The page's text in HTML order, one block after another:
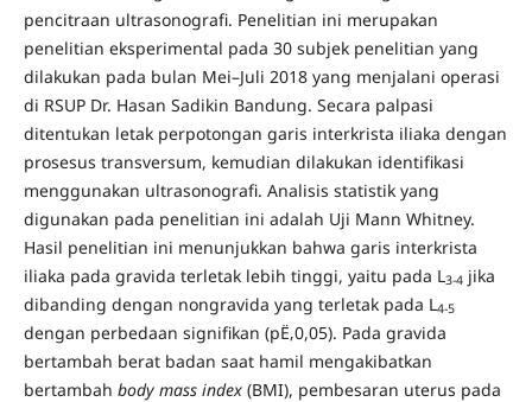
pencitraan ultrasonografi. Penelitian ini merupakan
penelitian eksperimental pada 30 subjek penelitian yang
dilakukan pada bulan Mei–Juli 2018 yang menjalani operasi
di RSUP Dr. Hasan Sadikin Bandung. Secara palpasi
ditentukan letak perpotongan garis interkrista iliaka dengan
prosesus transversum, kemudian dilakukan identifikasi
menggunakan ultrasonografi. Analisis statistik yang
digunakan pada penelitian ini adalah Uji Mann Whitney.
Hasil penelitian ini menunjukkan bahwa garis interkrista
iliaka pada gravida terletak lebih tinggi, yaitu pada L3-4 jika
dibanding dengan nongravida yang terletak pada L4-5
dengan perbedaan signifikan (pË‚0,05). Pada gravida
bertambah berat badan saat hamil mengakibatkan
bertambah body mass index(BMI), pembesaran uterus pada